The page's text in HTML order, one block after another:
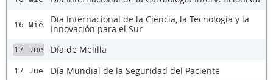
16 Mié
Día Internacional de la Ciencia, la Tecnología y la
Innovación para el Sur
17 Jue Día de Melilla
17 Jue Día Mundial de la Seguridad del Paciente